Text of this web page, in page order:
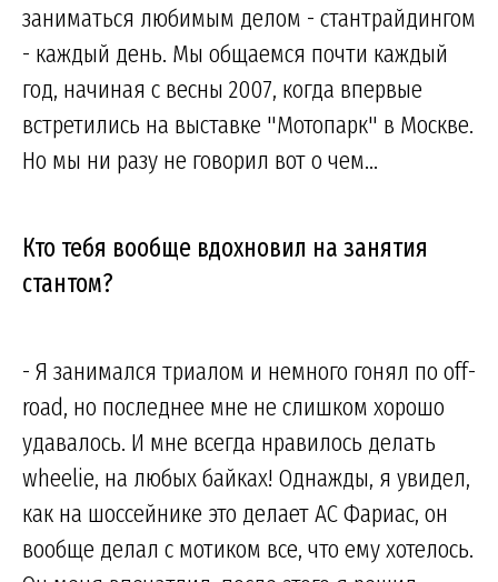
заниматься любимым делом - стантрайдингом
- каждый день. Мы общаемся почти каждый
год, начиная с весны 2007, когда впервые
встретились на выставке "Мотопарк" в Москве.
Но мы ни разу не говорил вот о чем...
Кто тебя вообще вдохновил на занятия
стантом?
- Я занимался триалом и немного гонял по off-
road, но последнее мне не слишком хорошо
удавалось. И мне всегда нравилось делать
wheelie, на любых байках! Однажды, я увидел,
как на шоссейнике это делает AC Фариас, он
вообще делал с мотиком все, что ему хотелось.